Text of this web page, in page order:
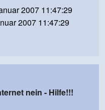
2007 11:47:29
2007 11:47:29
nein - Hilfe!!!